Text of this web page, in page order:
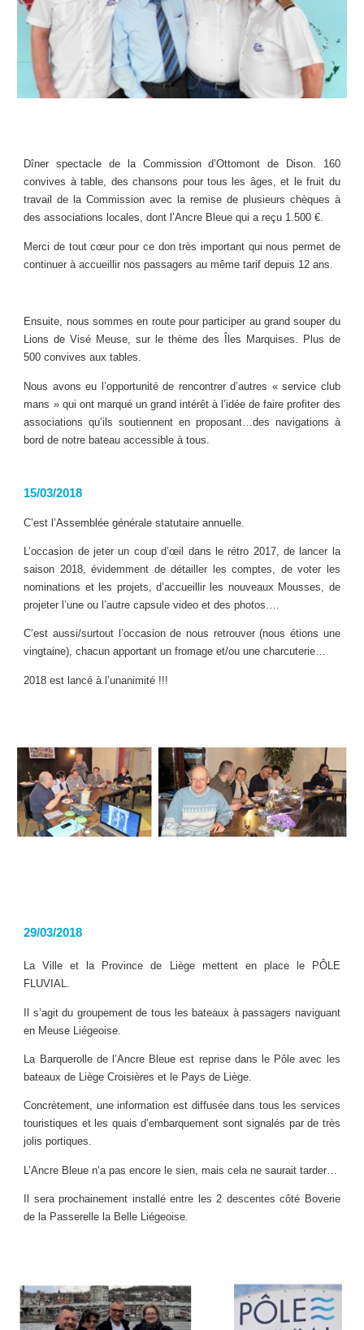
Dîner spectacle de la Commission d’Ottomont de Dison. 160
convives à table, des chansons pour tous les âges, et le fruit du
travail de la Commission avec la remise de plusieurs chèques à
des associations locales, dont l’Ancre Bleue qui a reçu 1.500 €.
Merci de tout cœur pour ce don très important qui nous permet de
continuer à accueillir nos passagers au même tarif depuis 12 ans.
Ensuite, nous sommes en route pour participer au grand souper du
Lions de Visé Meuse, sur le thème des Îles Marquises. Plus de
500 convives aux tables.
Nous avons eu l’opportunité de rencontrer d’autres « service club
mans » qui ont marqué un grand intérêt à l’idée de faire profiter des
associations qu’ils soutiennent en proposant…des navigations à
bord de notre bateau accessible à tous.
15/03/2018
C’est l’Assemblée générale statutaire annuelle.
L’occasion de jeter un coup d’œil dans le rétro 2017, de lancer la
saison 2018, évidemment de détailler les comptes, de voter les
nominations et les projets, d’accueillir les nouveaux Mousses, de
projeter l’une ou l’autre capsule video et des photos….
C’est aussi/surtout l’occasion de nous retrouver (nous étions une
vingtaine), chacun apportant un fromage et/ou une charcuterie…
2018 est lancé à l’unanimité !!!
29/03/2018
La Ville et la Province de Liège mettent en place le PÔLE
FLUVIAL.
Il s’agit du groupement de tous les bateaux à passagers naviguant
en Meuse Liégeoise.
La Barquerolle de l’Ancre Bleue est reprise dans le Pôle avec les
bateaux de Liège Croisières et le Pays de Liège.
Concrètement, une information est diffusée dans tous les services
touristiques et les quais d’embarquement sont signalés par de très
jolis portiques.
L’Ancre Bleue n’a pas encore le sien, mais cela ne saurait tarder…
Il sera prochainement installé entre les 2 descentes côté Boverie
de la Passerelle la Belle Liégeoise.